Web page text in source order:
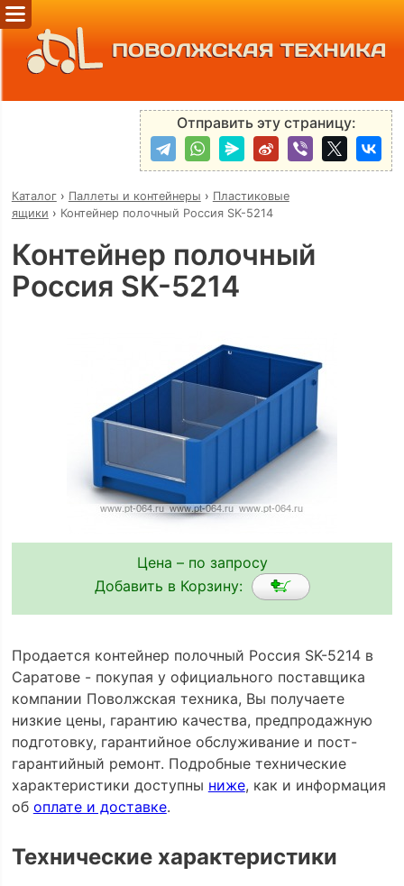
ПОВОЛЖСКАЯ ТЕХНИКА
Отправить эту страницу:
Каталог› Паллеты и контейнеры › Пластиковые
ящики › Контейнер полочный Россия SK-5214
Контейнер полочный
Россия SK-5214
Цена – по запросу
Добавить в Корзину:
Продается контейнер полочный Россия SK-5214 в
Саратове - покупая у официального поставщика
компании Поволжская техника, Вы получаете
низкие цены, гарантию качества, предпродажную
подготовку, гарантийное обслуживание и пост-
гарантийный ремонт. Подробные технические
характеристики доступны ниже, как и информация
об оплате и доставке.
Технические характеристики